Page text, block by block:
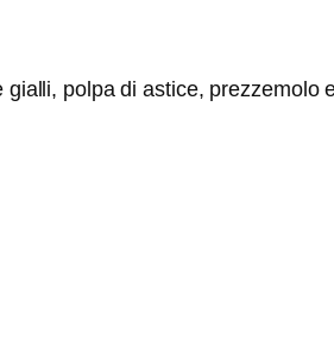
polpa di astice, prezzemolo